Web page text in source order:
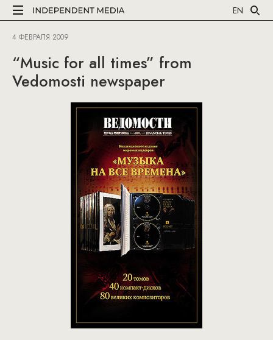
EN
4 ФЕВРАЛЯ 2009
“Music for all times” from
Vedomosti newspaper